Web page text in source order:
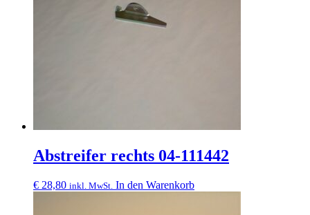
Abstreifer rechts 04-111442
€ 28,80 inkl. MwSt. In den Warenkorb